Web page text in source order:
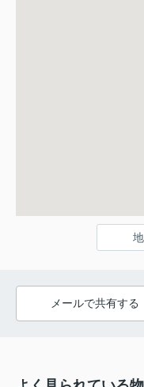
メールで共有する